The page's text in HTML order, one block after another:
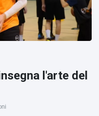
l'arte del